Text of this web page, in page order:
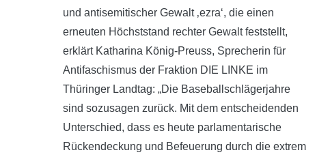
und antisemitischer Gewalt ‚ezra‘, die einen
erneuten Höchststand rechter Gewalt feststellt,
erklärt Katharina König-Preuss, Sprecherin für
Antifaschismus der Fraktion DIE LINKE im
Thüringer Landtag: „Die Baseballschlägerjahre
sind sozusagen zurück. Mit dem entscheidenden
Unterschied, dass es heute parlamentarische
Rückendeckung und Befeuerung durch die extrem